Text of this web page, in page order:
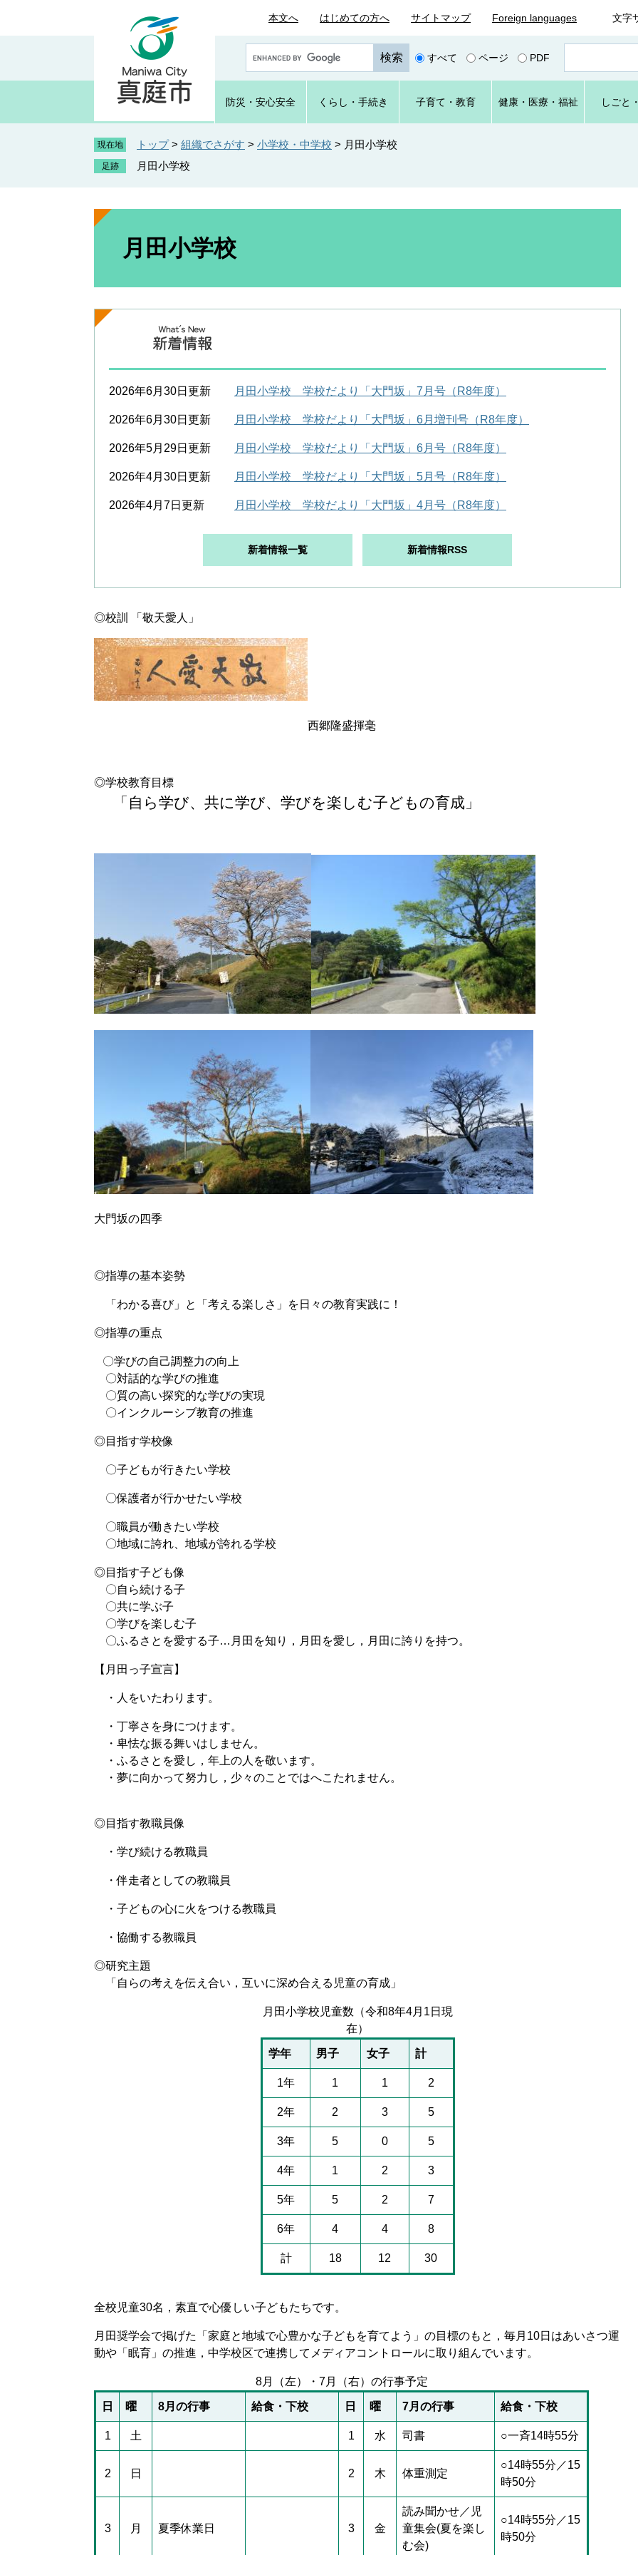
本文へ はじめての方へ サイトマップ Foreign languages 文字
o
e
カ
すべて ページ PDF
ジ
番
号
を
防災・ 安心安全 くらし ・手続き 子育て ・教育 健康・ 医療・ 福祉 しごと
現在地 トップ > 組織でさがす > 小学校・中学校 > 月田小学校
月田小学校
本
月田小学校
2026年6月30日更新 月田小学校 学校だより「大門坂」7月号（R8年度）
2026年6月30日更新 月田小学校 学校だより「大門坂」6月増刊号（R8年度）
2026年5月29日更新 月田小学校 学校だより「大門坂」6月号（R8年度）
2026年4月30日更新 月田小学校 学校だより「大門坂」5月号（R8年度）
2026年4月7日更新 月田小学校 学校だより「大門坂」4月号（R8年度）
新着情報一覧 新着情報RSS
◎校訓 「敬天愛人」
西郷隆盛揮毫
◎学校教育目標
「自ら学び、共に学び、学びを楽しむ子どもの育成」
大門坂の四季
◎指導の基本姿勢
「わかる喜び」と「考える楽しさ」を日々の教育実践に！
◎指導の重点
〇学びの自己調整力の向上
〇対話的な学びの推進
〇質の高い探究的な学びの実現
〇インクルーシブ教育の推進
◎目指す学校像
〇子どもが行きたい学校
〇保護者が行かせたい学校
〇職員が働きたい学校
〇地域に誇れ、地域が誇れる学校
◎目指す子ども像
〇自ら続ける子
〇共に学ぶ子
〇学びを楽しむ子
〇ふるさとを愛する子…月田を知り，月田を愛し，月田に誇りを持つ。
【月田っ子宣言】
・人をいたわります。
・丁寧さを身につけます。
・卑怯な振る舞いはしません。
・ふるさとを愛し，年上の人を敬います。
・夢に向かって努力し，少々のことではへこたれません。
◎目指す教職員像
・学び続ける教職員
・伴走者としての教職員
・子どもの心に火をつける教職員
・協働する教職員
◎研究主題
「自らの考えを伝え合い，互いに深め合える児童の育成」
月田小学校児童数（令和8年4月1日現
在）
学年 男子 女子 計
1年 1 1 2
2年 2 3 5
3年 5 0 5
4年 1 2 3
5年 5 2 7
6年 4 4 8
計 18 12 30
全校児童30名，素直で心優しい子どもたちです。
月田奨学会で掲げた「家庭と地域で心豊かな子どもを育てよう」の目標のもと，毎月10日はあいさつ運
動や「眠育」の推進，中学校区で連携してメディアコントロールに取り組んでいます。
8月（左）・7月（右）の行事予定
日 曜 8月の行事 給食・下校 日 曜 7月の行事 給食・下校
1 土 1 水 司書 ○一斉14時55分
2 日 2 木 体重測定
○14時55分／15
時50分
3 月 夏季休業日 3 金
読み聞かせ／児
童集会(夏を楽し
む会)
○14時55分／15
時50分